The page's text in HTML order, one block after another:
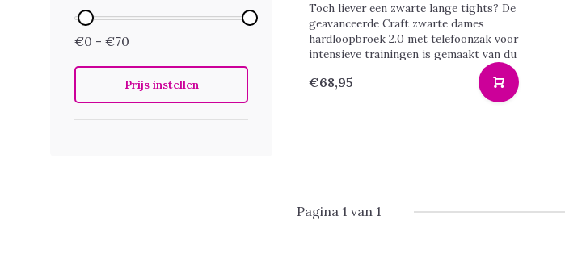
€0 - €70
Prijs instellen
Toch liever een zwarte lange tights? De
geavanceerde Craft zwarte dames
hardloopbroek 2.0 met telefoonzak voor
intensieve trainingen is gemaakt van du
€68,95
Pagina 1 van 1